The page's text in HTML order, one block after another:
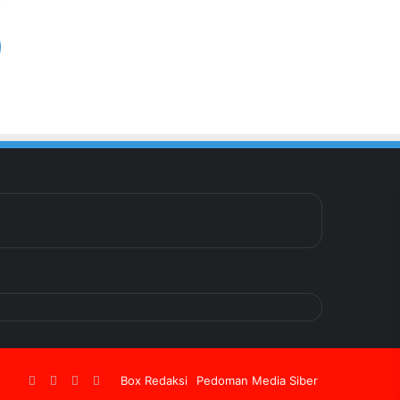
Box Redaksi Pedoman Media Siber
Facebook
TwitterYouTubeInstagram